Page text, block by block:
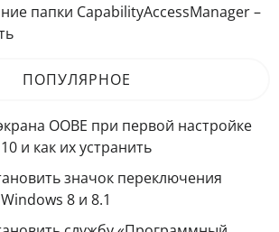
папки CapabilityAccessManager –
ПОПУЛЯРНОЕ
OOBE при первой настройке
и как их устранить
значок переключения
8 и 8.1